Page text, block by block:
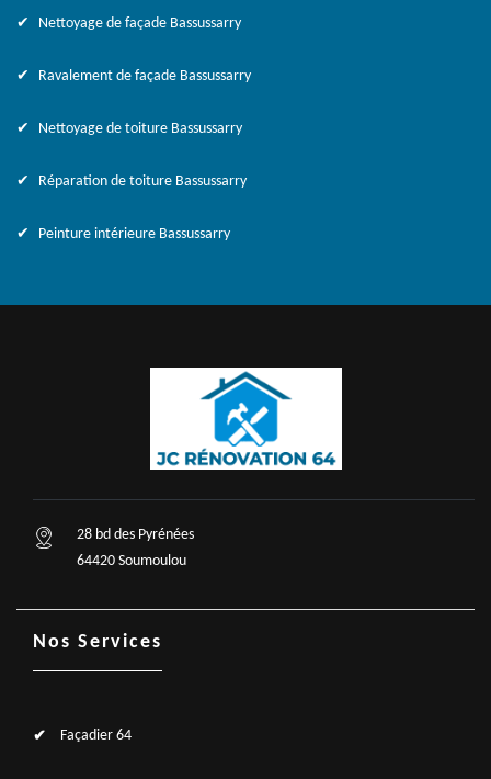
Nettoyage de façade Bassussarry
Ravalement de façade Bassussarry
Nettoyage de toiture Bassussarry
Réparation de toiture Bassussarry
Peinture intérieure Bassussarry
28 bd des Pyrénées
64420 Soumoulou
Nos Services
Façadier 64